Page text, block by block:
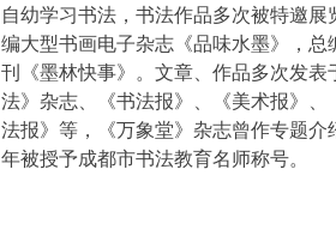
自幼学习书法，书法作品多次被特邀展
编大型书画电子杂志《品味水墨》，总
刊《墨林快事》。文章、作品多次发表
法》杂志、《书法报》、《美术报》、
法报》等，《万象堂》杂志曾作专题介
年被授予成都市书法教育名师称号。